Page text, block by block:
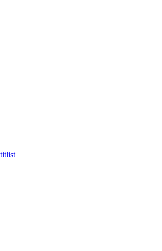
titlist